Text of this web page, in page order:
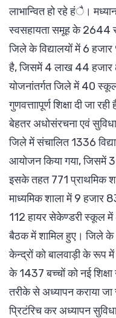
लाभान्वित हो रहे हंै।
स्वसहायता समूह के 2644
जिले के विद्यालयों में 6
है, जिसमें 4 लाख 44 हजार
योजनांतर्गत जिले में 40
गुणवत्ताापूर्ण शिक्षा दी जा
बेहतर अधोसंरचना एवं
जिले में संचालित 1336
आयोजन किया गया, जिसमें
इसके तहत 771 प्राथमिक
माध्यमिक शाला में 9 हजार
112 हायर सेकेण्डरी स्कूल
बैठक में शामिल हुए। जिले
केन्द्रों को बालवाड़ी के रूप
के 1437 बच्चों को नई
तरीके से अध्यापन कराया
प्रिटंरिच कर अध्यापन